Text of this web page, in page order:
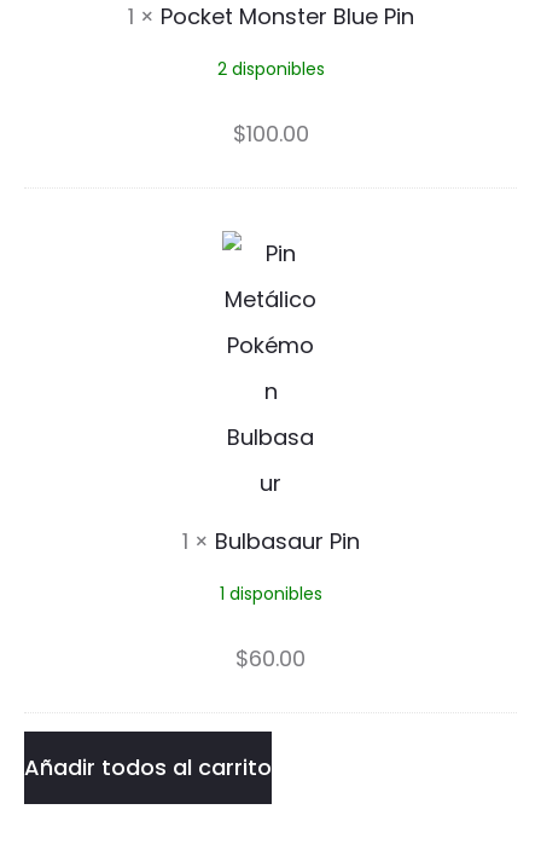
t
M
s
t
e
r
B
l
u
e
n
1 × Pocket Monster Blue Pin
2 disponibles
$100.00
B
u
l
b
a
s
r
P
1 × Bulbasaur Pin
1 disponibles
$60.00
Añadir todos al carrito